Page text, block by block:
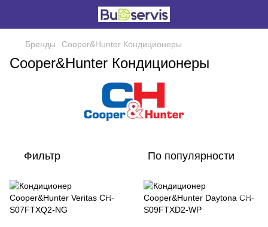
Бренды Cooper&Hunter Кондиционеры
Cooper&Hunter Кондиционеры
Фильтр По популярности